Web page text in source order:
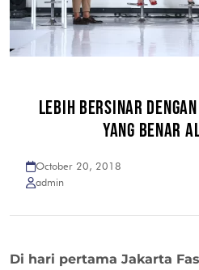
LEBIH BERSINAR
YANG BENAR
October 20, 2018
admin
Di hari pertama Jakarta